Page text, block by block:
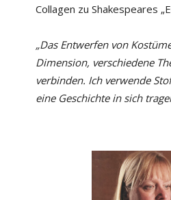
Collagen zu Shakespeares
„Das Entwerfen von
Dimension, verschiedene
verbinden. Ich verwende
eine Geschichte in sich